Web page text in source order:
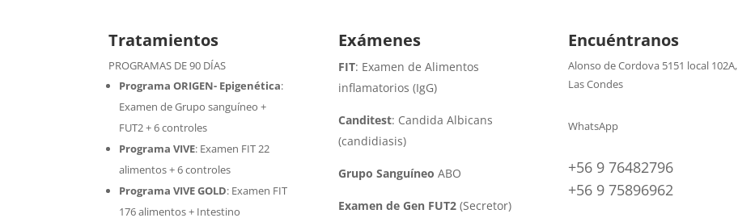
Tratamientos
PROGRAMAS DE 90 DÍAS
Programa ORIGEN- Epigenética:
Examen de Grupo sanguíneo +
FUT2 + 6 controles
Programa VIVE: Examen FIT 22
alimentos + 6 controles
Programa VIVE GOLD: Examen FIT
176 alimentos + Intestino
Exámenes
FIT: Examen de Alimentos
inflamatorios (IgG)
Canditest: Candida Albicans
(candidiasis)
Grupo Sanguíneo ABO
Examen de Gen FUT2(Secretor)
Encuéntranos
Alonso de Cordova 5151 local 102A,
Las Condes
WhatsApp
+56 9 76482796
+56 9 75896962